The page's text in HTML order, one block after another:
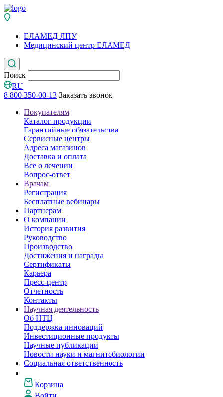
ЕЛАМЕД ЛПУ
Медицинский центр ЕЛАМЕД
Поиск
RU
8 800 350-00-13 Заказать звонок
Покупателям
Каталог продукции
Гарантийные обязательства
Сервисные центры
Адреса магазинов
Доставка и оплата
Все о лечении
Вопрос-ответ
Врачам
Регистрация
Бесплатные вебинары
Партнерам
О компании
История развития
Руководство
Производство
Достижения и награды
Сертификаты
Карьера
Пресс-центр
Отчетность
Контакты
Научная деятельность
Об НТЦ
Поддержка инноваций
Инвестиционные продукты
Научные публикации
Новости науки и магнитобиологии
Социальная ответственность
Корзина
Войти